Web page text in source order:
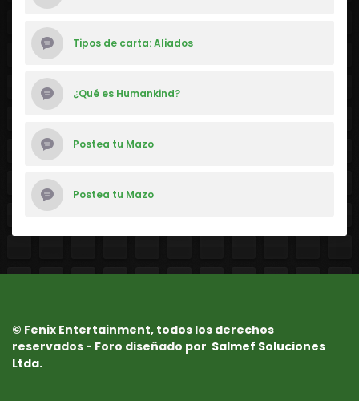
Tipos de carta: Aliados
¿Qué es Humankind?
Postea tu Mazo
Postea tu Mazo
© Fenix Entertainment, todos los derechos
reservados - Foro diseñado por Salmef Soluciones
Ltda.